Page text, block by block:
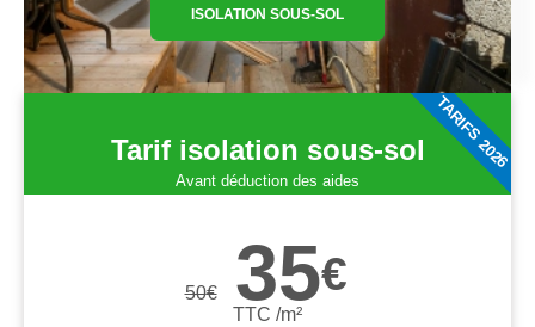
ISOLATION SOUS-SOL
Tarif isolation sous-sol
Avant déduction des aides
50€ 35€
TTC /m²
TARIFS 2026